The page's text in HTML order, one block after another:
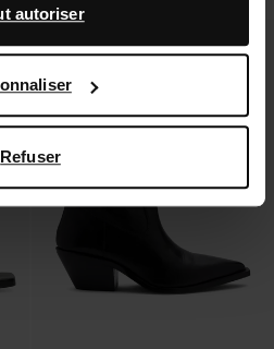
avec Google à des fins de
pouvez en savoir plus sur la
des entreprises
autoriser
Refuser